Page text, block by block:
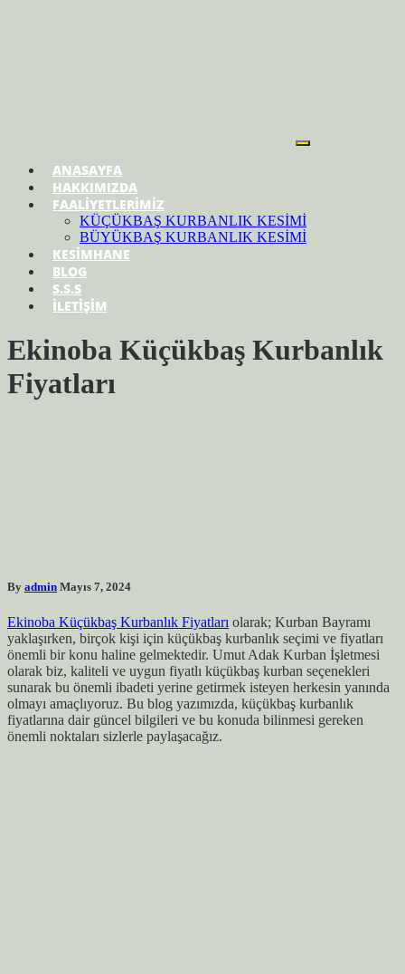
ANASAYFA
HAKKIMIZDA
FAALİYETLERİMİZ
KÜÇÜKBAŞ KURBANLIK KESİMİ
BÜYÜKBAŞ KURBANLIK KESİMİ
KESİMHANE
BLOG
S.S.S
İLETİŞİM
Ekinoba Küçükbaş Kurbanlık
Fiyatları
By admin Mayıs 7, 2024
Ekinoba Küçükbaş Kurbanlık Fiyatları olarak; Kurban Bayramı
yaklaşırken, birçok kişi için küçükbaş kurbanlık seçimi ve fiyatları
önemli bir konu haline gelmektedir. Umut Adak Kurban İşletmesi
olarak biz, kaliteli ve uygun fiyatlı küçükbaş kurban seçenekleri
sunarak bu önemli ibadeti yerine getirmek isteyen herkesin yanında
olmayı amaçlıyoruz. Bu blog yazımızda, küçükbaş kurbanlık
fiyatlarına dair güncel bilgileri ve bu konuda bilinmesi gereken
önemli noktaları sizlerle paylaşacağız.